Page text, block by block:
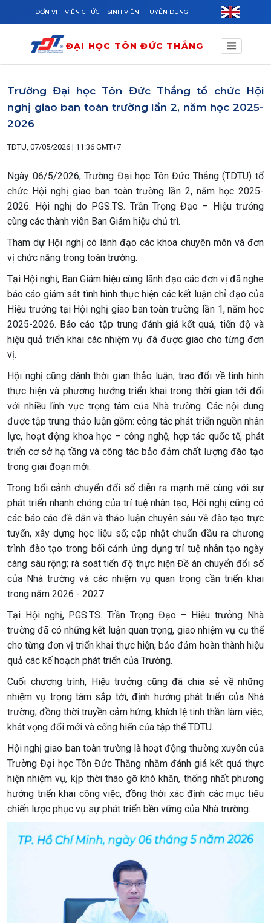
Skip to main content
ĐƠN VỊ VIÊN CHỨC SINH VIÊN TUYỂN DỤNG
ĐẠI HỌC TÔN ĐỨC THẮNG
Trường Đại học Tôn Đức Thắng tổ chức Hội
nghị giao ban toàn trường lần 2, năm học 2025-
2026
TDTU, 07/05/2026 | 11:36 GMT+7
Ngày 06/5/2026, Trường Đại học Tôn Đức Thắng (TDTU) tổ
chức Hội nghị giao ban toàn trường lần 2, năm học 2025-
2026. Hội nghị do PGS.TS. Trần Trọng Đạo – Hiệu trưởng
cùng các thành viên Ban Giám hiệu chủ trì.
Tham dự Hội nghị có lãnh đạo các khoa chuyên môn và đơn
vị chức năng trong toàn trường.
Tại Hội nghị, Ban Giám hiệu cùng lãnh đạo các đơn vị đã nghe
báo cáo giám sát tình hình thực hiện các kết luận chỉ đạo của
Hiệu trưởng tại Hội nghị giao ban toàn trường lần 1, năm học
2025-2026. Báo cáo tập trung đánh giá kết quả, tiến độ và
hiệu quả triển khai các nhiệm vụ đã được giao cho từng đơn
vị.
Hội nghị cũng dành thời gian thảo luận, trao đổi về tình hình
thực hiện và phương hướng triển khai trong thời gian tới đối
với nhiều lĩnh vực trọng tâm của Nhà trường. Các nội dung
được tập trung thảo luận gồm: công tác phát triển nguồn nhân
lực, hoạt động khoa học – công nghệ, hợp tác quốc tế, phát
triển cơ sở hạ tầng và công tác bảo đảm chất lượng đào tạo
trong giai đoạn mới.
Trong bối cảnh chuyển đổi số diễn ra mạnh mẽ cùng với sự
phát triển nhanh chóng của trí tuệ nhân tạo, Hội nghị cũng có
các báo cáo đề dẫn và thảo luận chuyên sâu về đào tạo trực
tuyến, xây dựng học liệu số; cập nhật chuẩn đầu ra chương
trình đào tạo trong bối cảnh ứng dụng trí tuệ nhân tạo ngày
càng sâu rộng; rà soát tiến độ thực hiện Đề án chuyển đổi số
của Nhà trường và các nhiệm vụ quan trọng cần triển khai
trong năm 2026 - 2027.
Tại Hội nghị, PGS.TS. Trần Trọng Đạo – Hiệu trưởng Nhà
trường đã có những kết luận quan trọng, giao nhiệm vụ cụ thể
cho từng đơn vị triển khai thực hiện, bảo đảm hoàn thành hiệu
quả các kế hoạch phát triển của Trường.
Cuối chương trình, Hiệu trưởng cũng đã chia sẻ về những
nhiệm vụ trọng tâm sắp tới, định hướng phát triển của Nhà
trường; đồng thời truyền cảm hứng, khích lệ tinh thần làm việc,
khát vọng đổi mới và cống hiến của tập thể TDTU.
Hội nghị giao ban toàn trường là hoạt động thường xuyên của
Trường Đại học Tôn Đức Thắng nhằm đánh giá kết quả thực
hiện nhiệm vụ, kịp thời tháo gỡ khó khăn, thống nhất phương
hướng triển khai công việc, đồng thời xác định các mục tiêu
chiến lược phục vụ sự phát triển bền vững của Nhà trường.